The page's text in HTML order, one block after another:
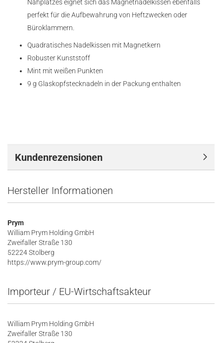
Nähplatzes eignet sich das Magnetnadelkissen ebenfalls
perfekt für die Aufbewahrung von Heftzwecken oder
Büroklammern.
Quadratisches Nadelkissen mit Magnetkern
Robuster Kunststoff
Mint mit weißen Punkten
9 g Glaskopfstecknadeln in der Packung enthalten
Kundenrezensionen
Hersteller Informationen
Prym
William Prym Holding GmbH
Zweifaller Straße 130
52224 Stolberg
https://www.prym-group.com/
Importeur / EU-Wirtschaftsakteur
William Prym Holding GmbH
Zweifaller Straße 130